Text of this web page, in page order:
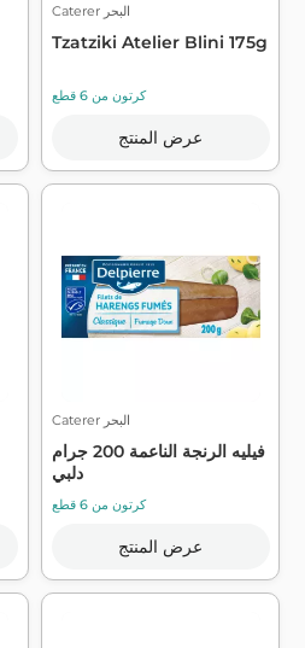
Caterer البحر
Tzatziki Atelier Blini 175g
كرتون من 6 قطع
عرض المنتج
Caterer البحر
فيليه الرنجة الناعمة 200 جرام
دلبي
كرتون من 6 قطع
عرض المنتج